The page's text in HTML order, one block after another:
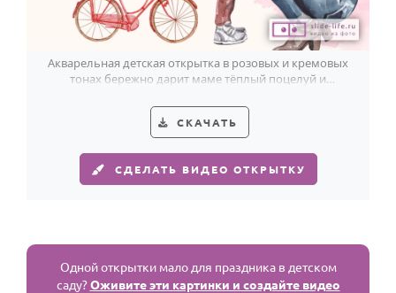
Акварельная детская открытка в розовых и кремовых
тонах бережно дарит маме тёплый поцелуй и
СКАЧАТЬ
СДЕЛАТЬ ВИДЕО ОТКРЫТКУ
Одной открытки мало для праздника в детском
саду?Оживите эти картинки и создайте видео